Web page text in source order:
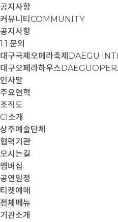
공지사항
커뮤니티 COMMUNITY
공지사항
1:1 문의
대구국제오페라축제 DAEGU
대구오페라하우스
인사말
주요연혁
조직도
CI소개
상주예술단체
협력기관
오시는길
멤버십
공연일정
티켓예매
전체메뉴
기관소개